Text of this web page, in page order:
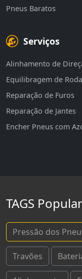
Pneus Baratos
Serviços
Alinhamento de
Equilibragem de
Reparação de Furos
Reparação de Jantes
Encher Pneus com
TAGS
Pressão dos
Travões